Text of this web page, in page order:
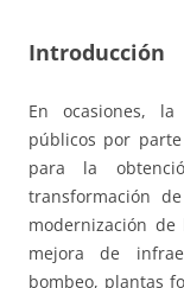
Introducción
En ocasiones,
públicos por
para la
transformación
modernización
mejora de
bombeo, plantas